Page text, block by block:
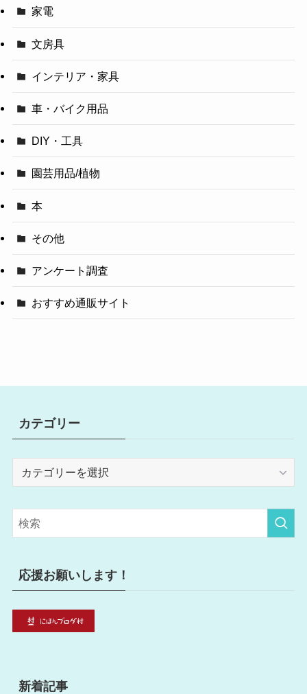
家電
文房具
インテリア・家具
車・バイク用品
DIY・工具
園芸用品/植物
本
その他
アンケート調査
おすすめ通販サイト
カテゴリー
リ
ー
応援お願いします！
新着記事